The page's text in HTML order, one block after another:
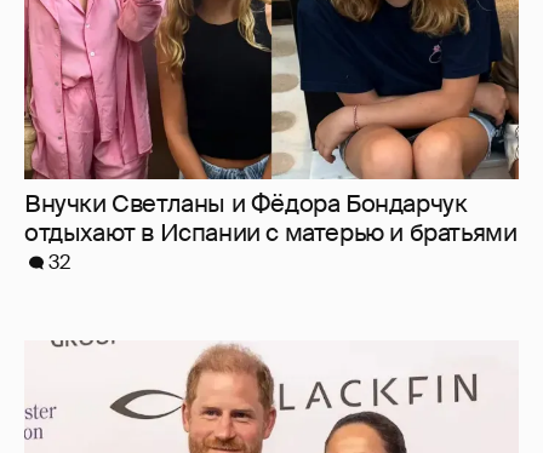
Внучки Светланы и Фёдора Бондарчук
отдыхают в Испании с матерью и братьями
32